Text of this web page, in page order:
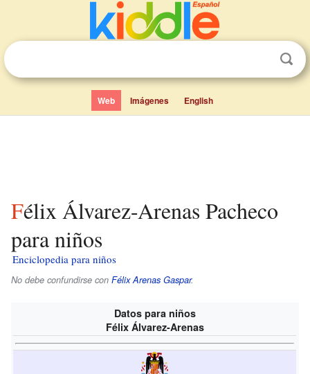
Web Imágenes English
Félix Álvarez-Arenas Pacheco
para niños
Enciclopedia para niños
No debe confundirse con Félix Arenas Gaspar.
Datos para niños
Félix Álvarez-Arenas